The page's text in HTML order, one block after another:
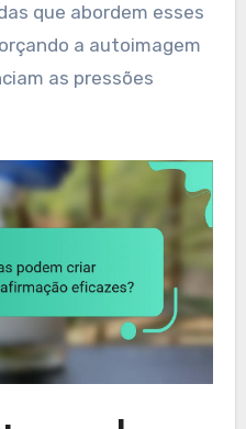
que abordem esses
a autoimagem
as pressões